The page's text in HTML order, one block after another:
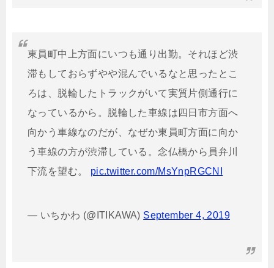
東員町中上方面にいつも通り出勤。それほど渋
滞もしておらずやや混んでいるなと思ったとこ
ろは、脱輪したトラックがいて実質片側通行に
なっているから。脱輪した車線は四日市方面へ
向かう車線なのだが、なぜか東員町方面に向か
う車線の方が渋滞している。念仏橋から員弁川
下流を望む。 pic.twitter.com/MsYnpRGCNI
— いちかわ (@ITIKAWA) September 4, 2019